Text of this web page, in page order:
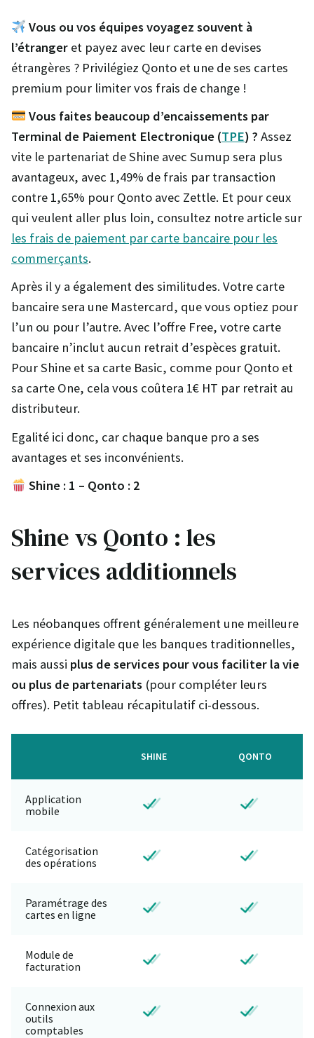
Vous ou vos équipes voyagez souvent à
l’étranger et payez avec leur carte en devises
étrangères ? Privilégiez Qonto et une de ses cartes
premium pour limiter vos frais de change !
Vous faites beaucoup d’encaissements par
Terminal de Paiement Electronique (TPE) ? Assez
vite le partenariat de Shine avec Sumup sera plus
avantageux, avec 1,49% de frais par transaction
contre 1,65% pour Qonto avec Zettle. Et pour ceux
qui veulent aller plus loin, consultez notre article sur
les frais de paiement par carte bancaire pour les
commerçants.
Après il y a également des similitudes. Votre carte
bancaire sera une Mastercard, que vous optiez pour
l’un ou pour l’autre. Avec l’offre Free, votre carte
bancaire n’inclut aucun retrait d’espèces gratuit.
Pour Shine et sa carte Basic, comme pour Qonto et
sa carte One, cela vous coûtera 1€ HT par retrait au
distributeur.
Egalité ici donc, car chaque banque pro a ses
avantages et ses inconvénients.
Shine : 1 – Qonto : 2
Shine vs Qonto : les
services additionnels
Les néobanques offrent généralement une meilleure
expérience digitale que les banques traditionnelles,
mais aussi plus de services pour vous faciliter la vie
ou plus de partenariats (pour compléter leurs
offres). Petit tableau récapitulatif ci-dessous.
SHINE QONTO
Application
mobile
Catégorisation
des opérations
Paramétrage des
cartes en ligne
Module de
facturation
Connexion aux
outils
comptables